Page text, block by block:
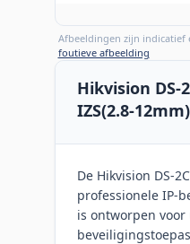
Afbeeldingen zijn indicatief
foutieve afbeelding
Hikvision DS-
IZS(2.8-
De Hikvision DS-
professionele IP-
is ontworpen